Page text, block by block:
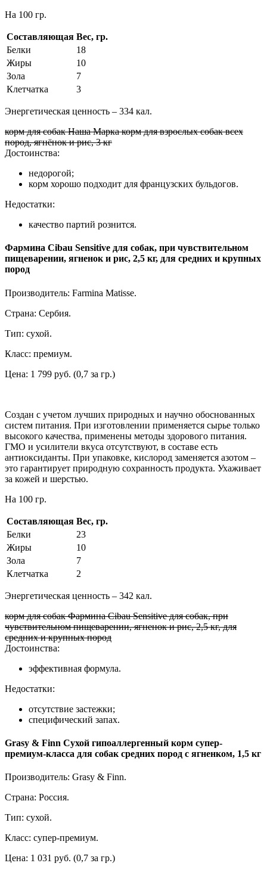
На 100 гр.
Составляющая Вес, гр.
Белки
18
Жиры
10
Зола
7
Клетчатка
3
Энергетическая ценность – 334 кал.
корм для собак Наша Марка корм для взрослых собак всех
пород, ягнёнок и рис, 3 кг
Достоинства:
недорогой;
корм хорошо подходит для французских бульдогов.
Недостатки:
качество партий рознится.
Фармина Cibau Sensitive для собак, при чувствительном
пищеварении, ягненок и рис, 2,5 кг, для средних и крупных
пород
Производитель: Farmina Matisse.
Страна: Сербия.
Тип: сухой.
Класс: премиум.
Цена: 1 799 руб. (0,7 за гр.)
Создан с учетом лучших природных и научно обоснованных
систем питания. При изготовлении применяется сырье только
высокого качества, применены методы здорового питания.
ГМО и усилители вкуса отсутствуют, в составе есть
антиоксиданты. При упаковке, кислород заменяется азотом –
это гарантирует природную сохранность продукта. Ухаживает
за кожей и шерстью.
На 100 гр.
Составляющая Вес, гр.
Белки
23
Жиры
10
Зола
7
Клетчатка
2
Энергетическая ценность – 342 кал.
корм для собак Фармина Cibau Sensitive для собак, при
чувствительном пищеварении, ягненок и рис, 2,5 кг, для
средних и крупных пород
Достоинства:
эффективная формула.
Недостатки:
отсутствие застежки;
специфический запах.
Grasy & Finn Сухой гипоаллергенный корм супер-
премиум-класса для собак средних пород с ягненком, 1,5 кг
Производитель: Grasy & Finn.
Страна: Россия.
Тип: сухой.
Класс: супер-премиум.
Цена: 1 031 руб. (0,7 за гр.)